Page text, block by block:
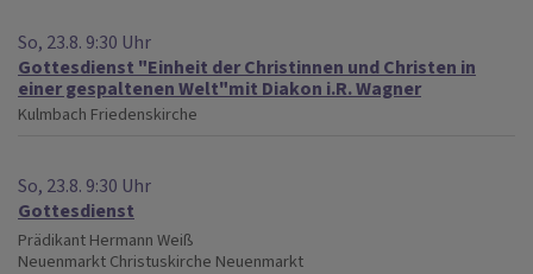
So, 23.8. 9:30 Uhr
Gottesdienst "Einheit der Christinnen und Christen in
einer gespaltenen Welt"mit Diakon i.R. Wagner
Kulmbach Friedenskirche
So, 23.8. 9:30 Uhr
Gottesdienst
Prädikant Hermann Weiß
Neuenmarkt Christuskirche Neuenmarkt